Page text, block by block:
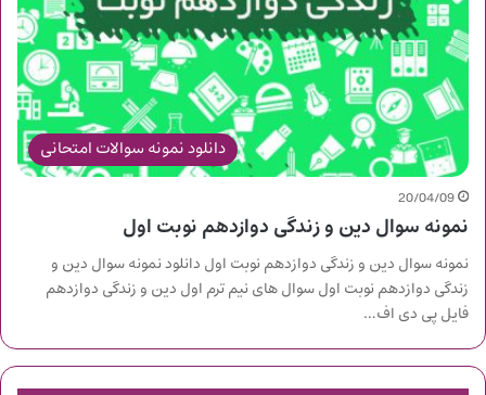
دانلود نمونه سوالات امتحانی
20/04/09
نمونه سوال دین و زندگی دوازدهم نوبت اول
نمونه سوال دین و زندگی دوازدهم نوبت اول دانلود نمونه سوال دین و
زندگی دوازدهم نوبت اول سوال های نیم ترم اول دین و زندگی دوازدهم
فایل پی دی اف…